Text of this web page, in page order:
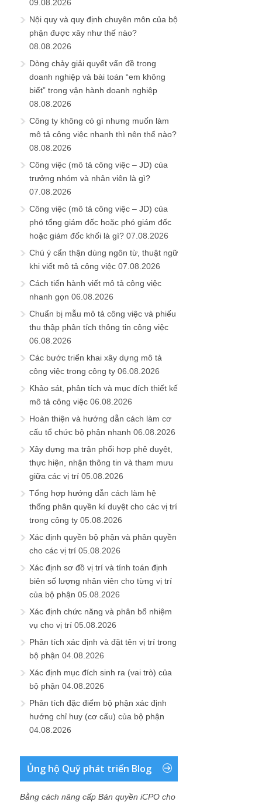
09.08.2026
Nội quy và quy định chuyên môn của bộ
phận được xây như thế nào?
08.08.2026
Dòng chảy giải quyết vấn đề trong
doanh nghiệp và bài toán “em không
biết” trong vận hành doanh nghiệp
08.08.2026
Công ty không có gì nhưng muốn làm
mô tả công việc nhanh thì nên thế nào?
08.08.2026
Công việc (mô tả công việc – JD) của
trưởng nhóm và nhân viên là gì?
07.08.2026
Công việc (mô tả công việc – JD) của
phó tổng giám đốc hoặc phó giám đốc
hoặc giám đốc khối là gì? 07.08.2026
Chú ý cẩn thận dùng ngôn từ, thuật ngữ
khi viết mô tả công việc 07.08.2026
Cách tiến hành viết mô tả công việc
nhanh gọn 06.08.2026
Chuẩn bị mẫu mô tả công việc và phiếu
thu thập phân tích thông tin công việc
06.08.2026
Các bước triển khai xây dựng mô tả
công việc trong công ty 06.08.2026
Khảo sát, phân tích và mục đích thiết kế
mô tả công việc 06.08.2026
Hoàn thiện và hướng dẫn cách làm cơ
cấu tổ chức bộ phận nhanh 06.08.2026
Xây dựng ma trận phối hợp phê duyệt,
thực hiện, nhận thông tin và tham mưu
giữa các vị trí 05.08.2026
Tổng hợp hướng dẫn cách làm hệ
thống phân quyền kí duyệt cho các vị trí
trong công ty 05.08.2026
Xác định quyền bộ phận và phân quyền
cho các vị trí 05.08.2026
Xác định sơ đồ vị trí và tính toán định
biên số lượng nhân viên cho từng vị trí
của bộ phận 05.08.2026
Xác định chức năng và phân bổ nhiệm
vụ cho vị trí 05.08.2026
Phân tích xác định và đặt tên vị trí trong
bộ phận 04.08.2026
Xác định mục đích sinh ra (vai trò) của
bộ phận 04.08.2026
Phân tích đặc điểm bộ phận xác định
hướng chỉ huy (cơ cấu) của bộ phận
04.08.2026
Ủng hộ Quỹ phát triển Blog
Bằng cách nâng cấp Bản quyền iCPO cho